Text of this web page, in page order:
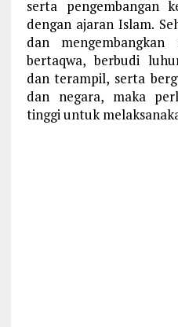
serta pengembangan
dengan ajaran Islam.
dan
bertaqwa, berbudi
dan terampil, serta
dan negara, maka
tinggi untuk